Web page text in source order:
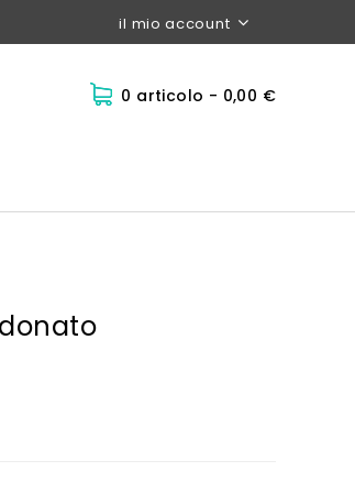
il mio account
0 articolo - 0,00 €